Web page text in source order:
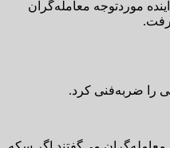
موردتوجه معامله‌گران